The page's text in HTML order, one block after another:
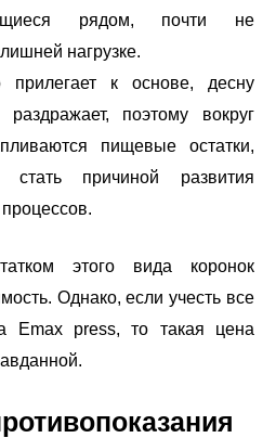
рядом, почти не
нагрузке.
прилегает к основе, десну
поэтому вокруг
пищевые остатки,
стать причиной развития
этого вида коронок
Однако, если учесть все
Emax press, то такая цена